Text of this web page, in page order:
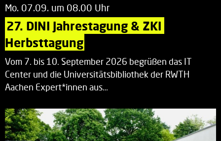
Mo. 07.09. um 08.00 Uhr
27. DINI Jahrestagung & ZKI
Herbsttagung
Vom 7. bis 10. September 2026 begrüßen das IT
Center und die Universitätsbibliothek der RWTH
Aachen Expert*innen aus…